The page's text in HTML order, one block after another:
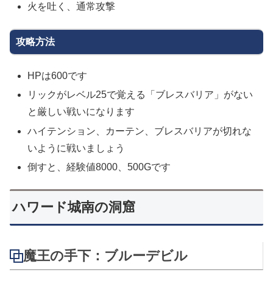
火を吐く、通常攻撃
攻略方法
HPは600です
リックがレベル25で覚える「ブレスバリア」がない
と厳しい戦いになります
ハイテンション、カーテン、ブレスバリアが切れな
いように戦いましょう
倒すと、経験値8000、500Gです
ハワード城南の洞窟
魔王の手下：ブルーデビル